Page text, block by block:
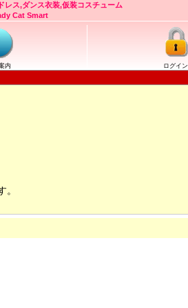
レス,ダンス衣装,仮装コスチューム
Cat Smart
内 ログイン